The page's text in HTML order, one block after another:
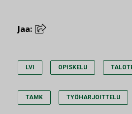
Jaa:
LVI OPISKELU
TAMK TYÖHARJOITTELU